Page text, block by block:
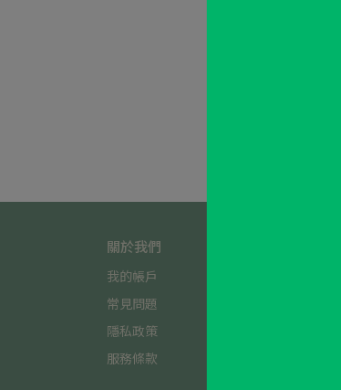
關於我們
我的帳戶
常見問題
隱私政策
服務條款